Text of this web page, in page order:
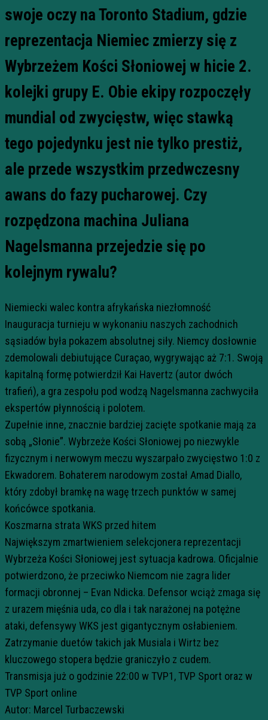
swoje oczy na Toronto Stadium, gdzie
reprezentacja Niemiec zmierzy się z
Wybrzeżem Kości Słoniowej w hicie 2.
kolejki grupy E. Obie ekipy rozpoczęły
mundial od zwycięstw, więc stawką
tego pojedynku jest nie tylko prestiż,
ale przede wszystkim przedwczesny
awans do fazy pucharowej. Czy
rozpędzona machina Juliana
Nagelsmanna przejedzie się po
kolejnym rywalu?
Niemiecki walec kontra afrykańska niezłomność
Inauguracja turnieju w wykonaniu naszych zachodnich
sąsiadów była pokazem absolutnej siły. Niemcy dosłownie
zdemolowali debiutujące Curaçao, wygrywając aż 7:1. Swoją
kapitalną formę potwierdził Kai Havertz (autor dwóch
trafień), a gra zespołu pod wodzą Nagelsmanna zachwyciła
ekspertów płynnością i polotem.
Zupełnie inne, znacznie bardziej zacięte spotkanie mają za
sobą „Słonie”. Wybrzeże Kości Słoniowej po niezwykle
fizycznym i nerwowym meczu wyszarpało zwycięstwo 1:0 z
Ekwadorem. Bohaterem narodowym został Amad Diallo,
który zdobył bramkę na wagę trzech punktów w samej
końcówce spotkania.
Koszmarna strata WKS przed hitem
Największym zmartwieniem selekcjonera reprezentacji
Wybrzeża Kości Słoniowej jest sytuacja kadrowa. Oficjalnie
potwierdzono, że przeciwko Niemcom nie zagra lider
formacji obronnej – Evan Ndicka. Defensor wciąż zmaga się
z urazem mięśnia uda, co dla i tak narażonej na potężne
ataki, defensywy WKS jest gigantycznym osłabieniem.
Zatrzymanie duetów takich jak Musiala i Wirtz bez
kluczowego stopera będzie graniczyło z cudem.
Transmisja już o godzinie 22:00 w TVP1, TVP Sport oraz w
TVP Sport online
Autor: Marcel Turbaczewski